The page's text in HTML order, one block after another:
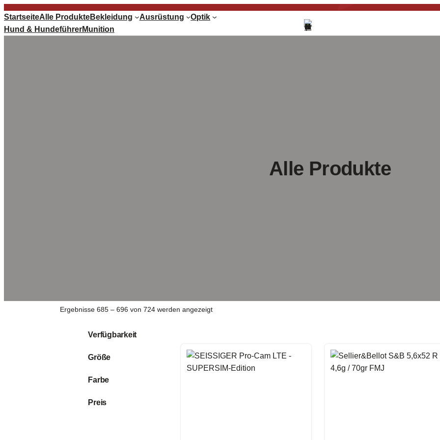
StartseiteAlle ProdukteBekleidung Ausrüstung
Optik
Hund & HundeführerMunition
Alle Produkte
Ergebnisse 685 – 696 von 724 werden angezeigt
Verfügbarkeit
Größe
Farbe
Preis